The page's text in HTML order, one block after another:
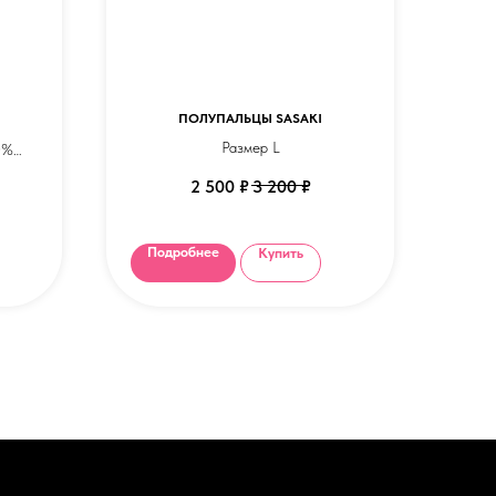
ПОЛУПАЛЬЦЫ SASAKI
Размер L
2 500 ₽3 200 ₽
Подробнее Купить